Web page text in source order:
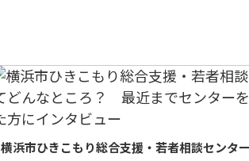
横浜市ひきこもり総合支援・若者相談センタ